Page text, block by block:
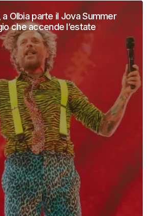
a Olbia parte il Jova Summer
che accende l’estate